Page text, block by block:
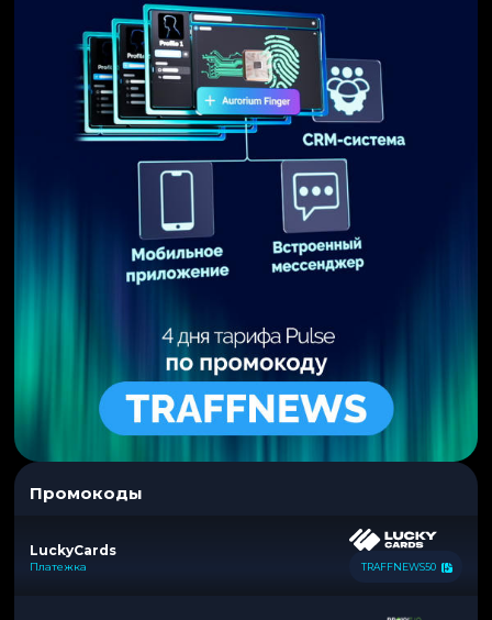
Промокоды
LuckyCards
Платежка TRAFFNEWS50